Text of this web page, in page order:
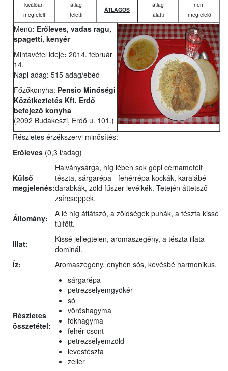
kiválóan
megfelelt
átlag
feletti
ÁTLAGOS
átlag
alatti
nem
megfelelő
Menü: Erőleves, vadas ragu,
spagetti, kenyér
Mintavétel ideje: 2014. február
14.
Napi adag: 515 adag/ebéd
Főzőkonyha: Pensio Minőségi
Közétkeztetés Kft. Erdő
befejező konyha
(2092 Budakeszi, Erdő u. 101.)
Részletes érzékszervi minősítés:
Erőleves (0,3 l/adag)
Külső
megjelenés:
Halványsárga, híg lében sok gépi cérnametélt
tészta, sárgarépa - fehérrépa kockák, karalábé
darabkák, zöld fűszer levélkék. Tetején áttetsző
zsírcseppek.
Állomány:
A lé híg átlátszó, a zöldségek puhák, a tészta kissé
túlfőtt.
Illat:
Kissé jellegtelen, aromaszegény, a tészta illata
dominál.
Íz:
Aromaszegény, enyhén sós, kevésbé harmonikus.
Részletes
összetétel:
sárgarépa
petrezselyemgyökér
só
vöröshagyma
fokhagyma
fehér csont
petrezselyemzöld
levestészta
zeller